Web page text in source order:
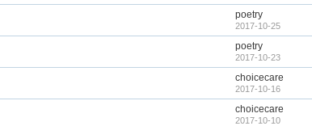
poetry
2017-10-25
poetry
2017-10-23
choicecare
2017-10-16
choicecare
2017-10-10